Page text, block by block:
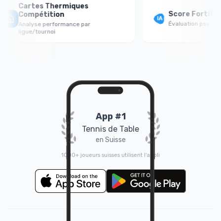
Cartes Thermiques
Compétition
Analyse performance par
ligue/tournoi
Score Fortitude
Évaluation
App #1
Tennis de Table
en Suisse
1000+ joueurs suisses utilisent l'appli